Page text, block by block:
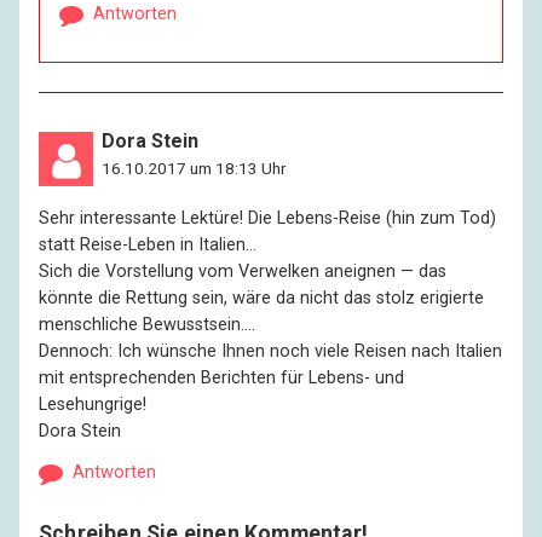
Antworten
Dora Stein
16.10.2017 um 18:13 Uhr
Sehr interessante Lektüre! Die Lebens-Reise (hin zum Tod)
statt Reise-Leben in Italien…
Sich die Vorstellung vom Verwelken aneignen — das
könnte die Rettung sein, wäre da nicht das stolz erigierte
menschliche Bewusstsein….
Dennoch: Ich wünsche Ihnen noch viele Reisen nach Italien
mit entsprechenden Berichten für Lebens- und
Lesehungrige!
Dora Stein
Antworten